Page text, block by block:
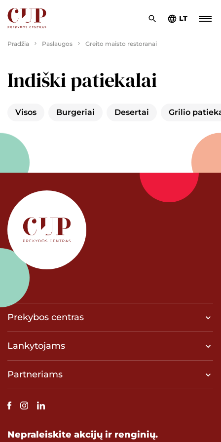
LT
Pradžia Paslaugos Greito maisto restoranai
Indiški patiekalai
Visos Burgeriai Desertai Grilio
Prekybos centras
Lankytojams
Partneriams
Nepraleiskite akcijų ir renginių.